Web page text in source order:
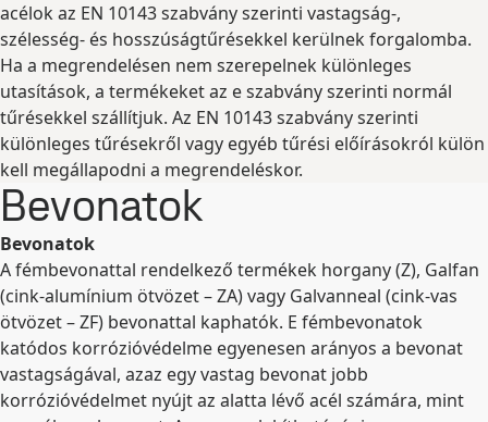
acélok az EN 10143 szabvány szerinti vastagság-,
szélesség- és hosszúságtűrésekkel kerülnek forgalomba.
Ha a megrendelésen nem szerepelnek különleges
utasítások, a termékeket az e szabvány szerinti normál
tűrésekkel szállítjuk. Az EN 10143 szabvány szerinti
különleges tűrésekről vagy egyéb tűrési előírásokról külön
kell megállapodni a megrendeléskor.
Bevonatok
Bevonatok
A fémbevonattal rendelkező termékek horgany (Z), Galfan
(cink-alumínium ötvözet – ZA) vagy Galvanneal (cink-vas
ötvözet – ZF) bevonattal kaphatók. E fémbevonatok
katódos korrózióvédelme egyenesen arányos a bevonat
vastagságával, azaz egy vastag bevonat jobb
korrózióvédelmet nyújt az alatta lévő acél számára, mint